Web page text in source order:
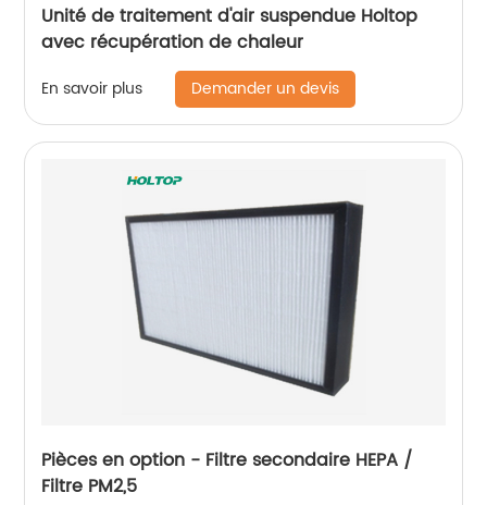
Unité de traitement d'air suspendue Holtop
avec récupération de chaleur
En savoir plus Demander un devis
Pièces en option - Filtre secondaire HEPA /
Filtre PM2,5